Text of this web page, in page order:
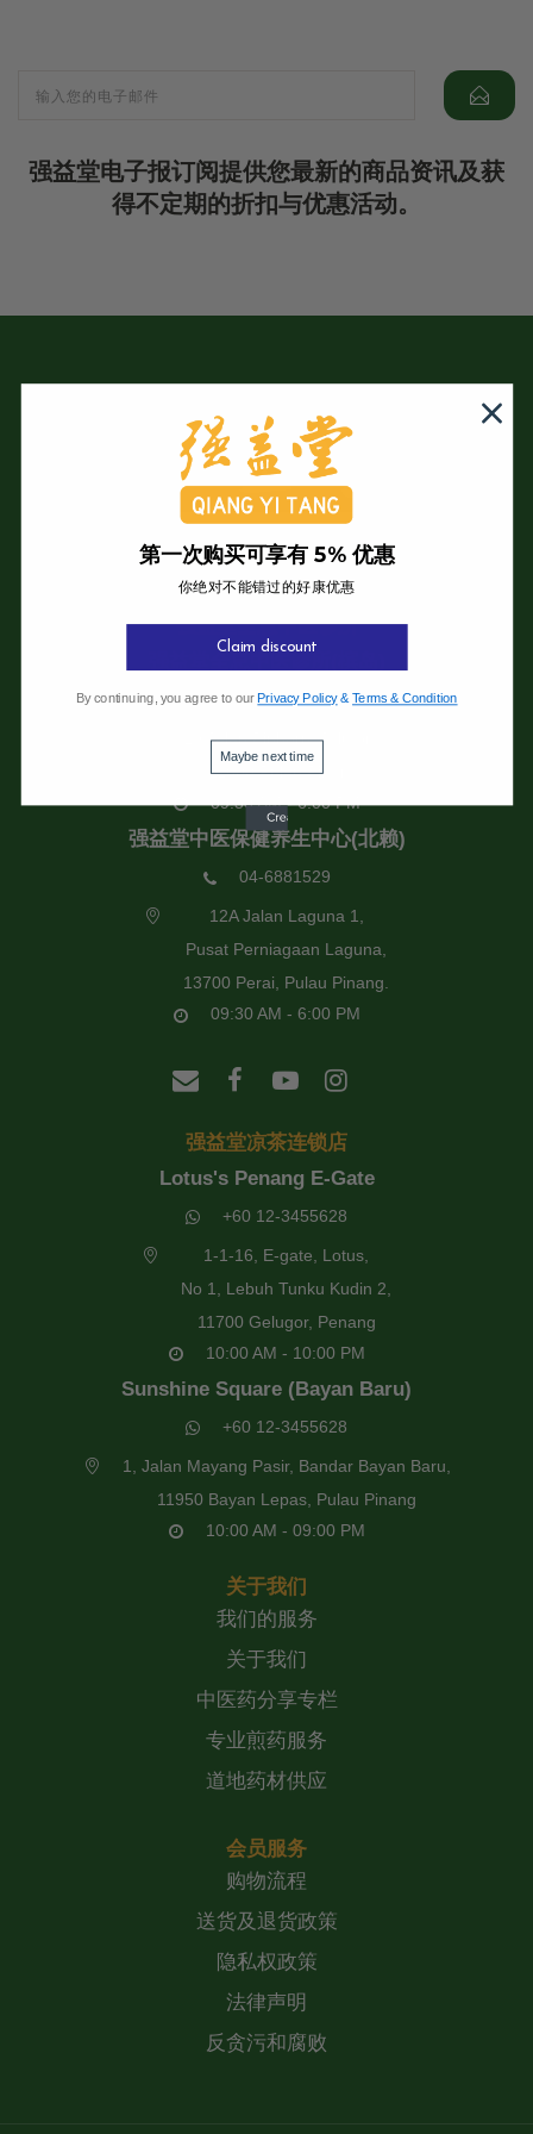
强益堂电子报订阅提供您最新的商品资讯及获
得不定期的折扣与优惠活动。
强益堂全息中医诊所
04-2832108
19 Jalan Pinhorn, Jelutong,
11600 Pulau Pinang.
09:30 AM - 6:00 PM
强益堂中医保健养生中心(北赖)
04-6881529
12A Jalan Laguna 1,
Pusat Perniagaan Laguna,
13700 Perai, Pulau Pinang.
09:30 AM - 6:00 PM
强益堂凉茶连锁店
Lotus's Penang E-Gate
+60 12-3455628
1-1-16, E-gate, Lotus,
No 1, Lebuh Tunku Kudin 2,
11700 Gelugor, Penang
10:00 AM - 10:00 PM
Sunshine Square (Bayan Baru)
+60 12-3455628
1, Jalan Mayang Pasir, Bandar Bayan Baru,
11950 Bayan Lepas, Pulau Pinang
10:00 AM - 09:00 PM
关于我们
我们的服务
关于我们
中医药分享专栏
专业煎药服务
道地药材供应
会员服务
购物流程
送货及退货政策
隐私权政策
法律声明
反贪污和腐败
第一次购买可享有 5% 优惠
你绝对不能错过的好康优惠
Claim discount
By continuing, you agree to our Privacy Policy&Terms & Condition
Maybe next time